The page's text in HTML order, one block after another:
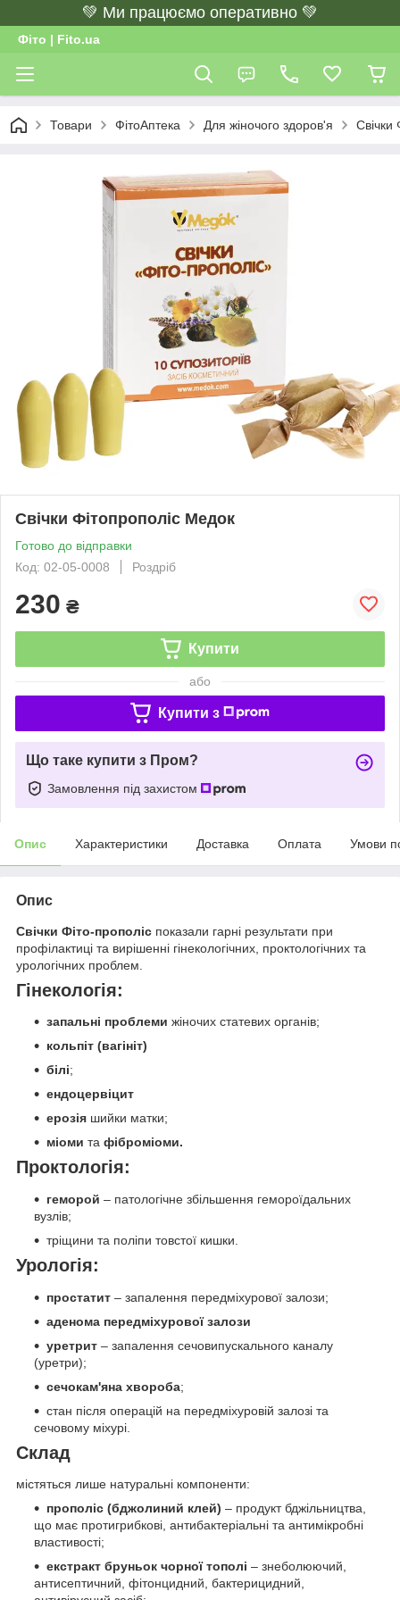
💚 Ми працюємо оперативно 💚
Фіто | Fito.ua
Товари ФітоАптека Для жіночого здоров'я Свічки
Свічки Фітопрополіс Медок
Готово до відправки
Код: 02-05-0008
Роздріб
230 ₴
Купити
або
Купити з
Що таке купити з Пром?
Замовлення під захистом
Опис Характеристики Доставка Оплата Умови
Опис
Свічки Фіто-прополіс показали гарні результати при
профілактиці та вирішенні гінекологічних, проктологічних та
урологічних проблем.
Гінекологія:
запальні проблеми жіночих статевих органів;
кольпіт (вагініт)
білі;
ендоцервіцит
ерозія шийки матки;
міоми та фіброміоми.
Проктологія:
геморой – патологічне збільшення гемороїдальних
вузлів;
тріщини та поліпи товстої кишки.
Урологія:
простатит – запалення передміхурової залози;
аденома передміхурової залози
уретрит – запалення сечовипускального каналу
(уретри);
сечокам'яна хвороба;
стан після операцій на передміхуровій залозі та
сечовому міхурі.
Склад
містяться лише натуральні компоненти:
прополіс (бджолиний клей) – продукт бджільництва,
що має протигрибкові, антибактеріальні та антимікробні
властивості;
екстракт бруньок чорної тополі – знеболюючий,
антисептичний, фітонцидний, бактерицидний,